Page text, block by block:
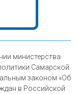
министерства
Самарской
законом «Об
в Российской